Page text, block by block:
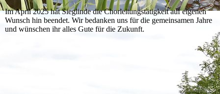
Im April 2025 hat Sieglinde die Chorleitungstätigkeit auf eigenen
Wunsch hin beendet. Wir bedanken uns für die gemeinsamen Jahre
und wünschen ihr alles Gute für die Zukunft.